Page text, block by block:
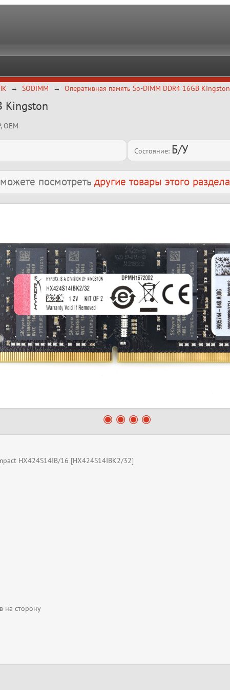
SODIMM Оперативная память So-DIMM DDR4 16GB Kingston
Kingston
OEM
Состояние: Б/У
посмотреть другие товары этого раздела
HX424S14IB/16 [HX424S14IBK2/32]
на сторону